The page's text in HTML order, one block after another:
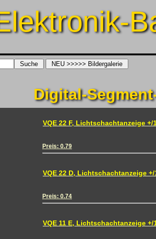
Digital-
VQE 22 F, Lichtschachtanzeige +/
Preis: 0.79
VQE 22 D, Lichtschachtanzeige +/
Preis: 0.74
VQE 11 E, Lichtschachtanzeige +/